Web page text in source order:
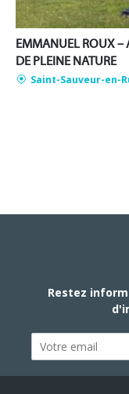
EMMANUEL ROUX –
DE PLEINE NATURE
Saint-Sauveur-en-
Restez